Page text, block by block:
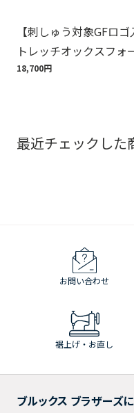
【刺しゅう対象GFロ
トレッチオックスフ
ツ Regular Fit
18,700円
最近チェックした
お問い合わせ
裾上げ・お直し
ブルックス ブラザーズ